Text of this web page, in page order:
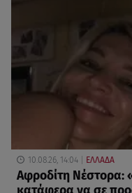
10.08.26, 14:04 ΕΛΛΑΔΑ
Αφροδίτη